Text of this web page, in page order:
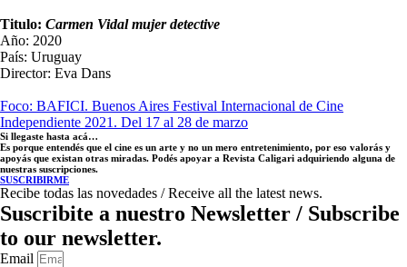
Titulo: Carmen Vidal mujer detective
Año: 2020
País: Uruguay
Director: Eva Dans
Foco: BAFICI. Buenos Aires Festival Internacional de Cine
Independiente 2021. Del 17 al 28 de marzo
Si llegaste hasta acá…
Es porque entendés que el cine es un arte y no un mero entretenimiento, por eso valorás y
apoyás que existan otras miradas. Podés apoyar a Revista Caligari adquiriendo alguna de
nuestras suscripciones.
SUSCRIBIRME
Recibe todas las novedades / Receive all the latest news.
Suscribite a nuestro Newsletter / Subscribe
to our newsletter.
Email